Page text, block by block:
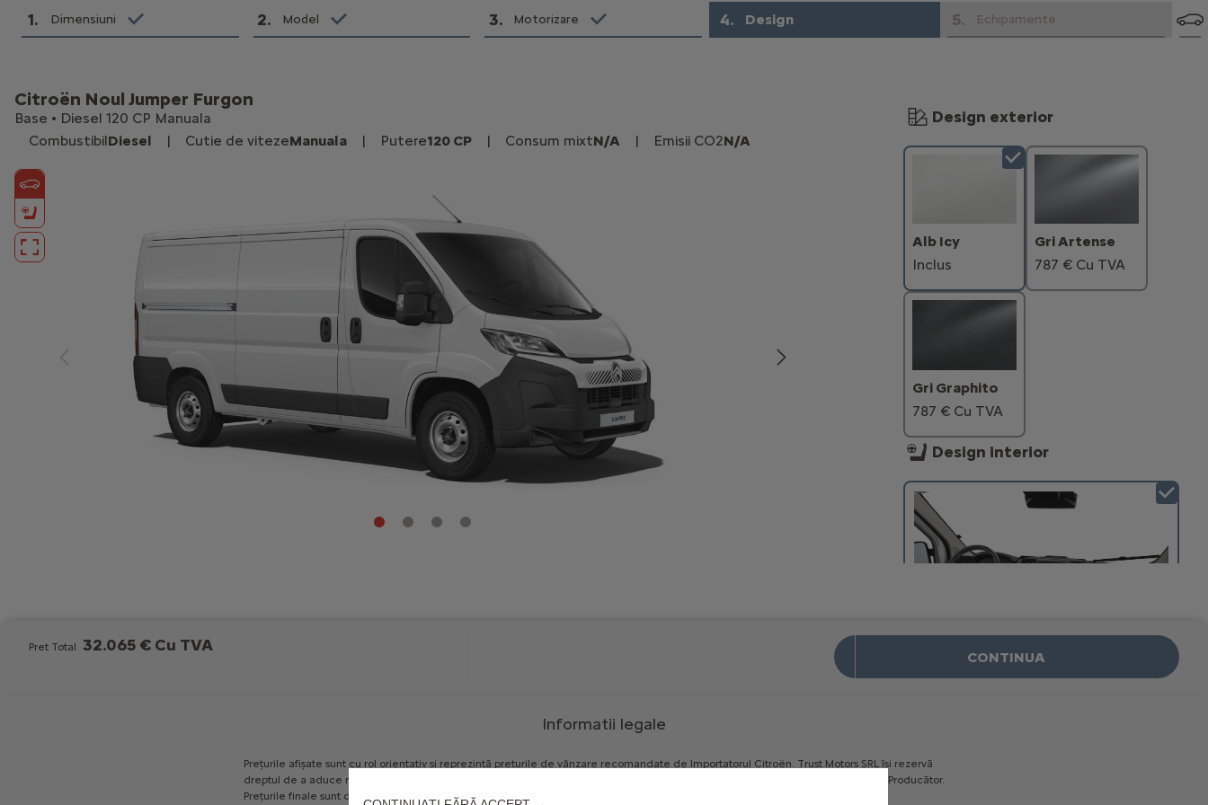
1. Dimensiuni 2. Model 3. Motorizare 4. Design 5. Echipamente
Citroën Noul Jumper Furgon
Base • Diesel 120 CP Manuala
CombustibilDiesel | Cutie de vitezeManuala | Putere120 CP | Consum mixtN/A | Emisii CO2N/A
Design exterior
Alb Icy
Inclus
Gri Artense
787 € Cu TVA
Gri Graphito
787 € Cu TVA
Design interior
JANTE
Pret Total 32.065 € Cu TVA
CONTINUA
Informatii legale
Prețurile afișate sunt cu rol orientativ și reprezintă prețurile de vânzare recomandate de Importatorul Citroën. Trust Motors SRL îşi rezervă
dreptul de a aduce modificări
Producător.
Prețurile finale sunt decise independent